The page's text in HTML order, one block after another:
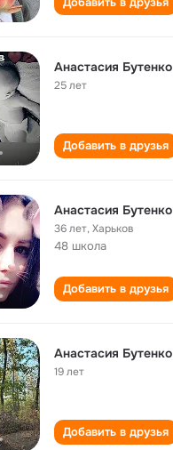
Анастасия Бутенко
25 лет
Добавить в друзья
Анастасия Бутенко
36 лет,Харьков
48 школа
Добавить в друзья
Анастасия Бутенко
19 лет
Добавить в друзья